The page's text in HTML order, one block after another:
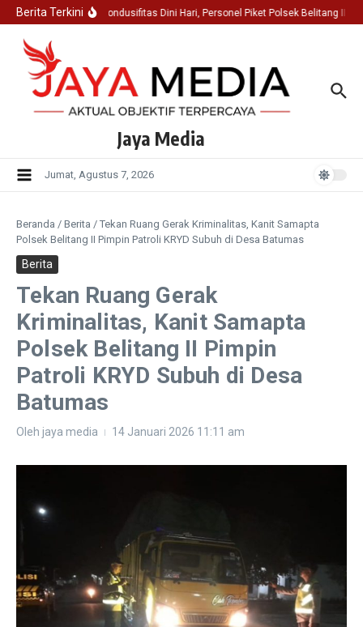
Lewati ke konten
Berita TerkiniJaga Kondusifitas Dini Hari, Personel Piket Polsek Belitang II
Jaya Media
Jumat, Agustus 7, 2026
Beranda / Berita / Tekan Ruang Gerak Kriminalitas, Kanit Samapta
Polsek Belitang II Pimpin Patroli KRYD Subuh di Desa Batumas
Berita
Tekan Ruang Gerak
Kriminalitas, Kanit Samapta
Polsek Belitang II Pimpin
Patroli KRYD Subuh di Desa
Batumas
Oleh jaya media 14 Januari 2026 11:11 am